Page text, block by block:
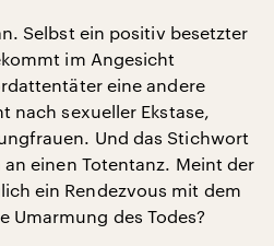
Selbst ein positiv besetzter
im Angesicht
eine andere
nach sexueller Ekstase,
Und das Stichwort
einen Totentanz. Meint der
ein Rendezvous mit dem
Umarmung des Todes?